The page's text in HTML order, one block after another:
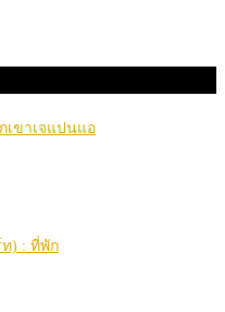
เขาเจแปนแอ
ท) : ที่พัก